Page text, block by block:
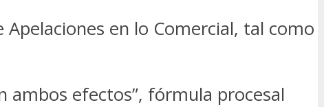
en lo Comercial, tal como
ambos efectos”, fórmula procesal